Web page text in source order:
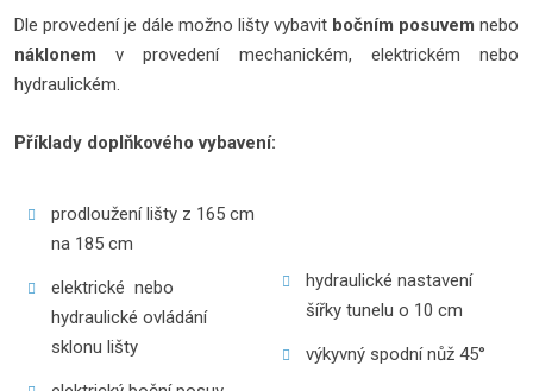
Dle provedení je dále možno lišty vybavit bočním posuvem nebo
náklonemv provedení mechanickém, elektrickém nebo
hydraulickém.
Příklady doplňkového vybavení:
prodloužení lišty z 165 cm
na 185 cm
elektrické nebo
hydraulické ovládání
sklonu lišty
hydraulické nastavení
šířky tunelu o 10 cm
výkyvný spodní nůž 45°